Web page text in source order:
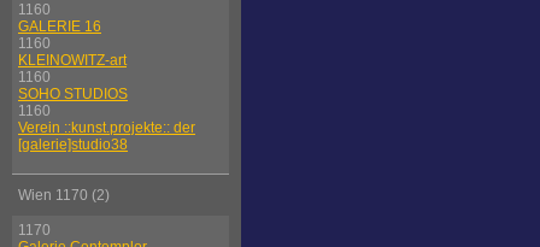
1160
GALERIE 16
1160
KLEINOWITZ-art
1160
SOHO STUDIOS
1160
Verein ::kunst.projekte:: der
[galerie]studio38
Wien 1170 (2)
1170